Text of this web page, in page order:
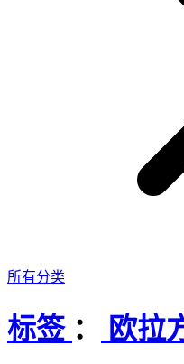
所有分类
标签 ： 欧拉